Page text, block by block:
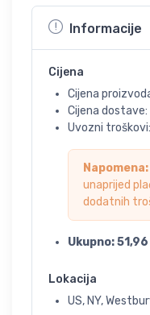
Informacije
Cijena
Cijena
Cijena dostave:
Uvozni troškovi:
Napomena:
unaprijed
dodatnih
Ukupno:51,96
Lokacija
US, NY,